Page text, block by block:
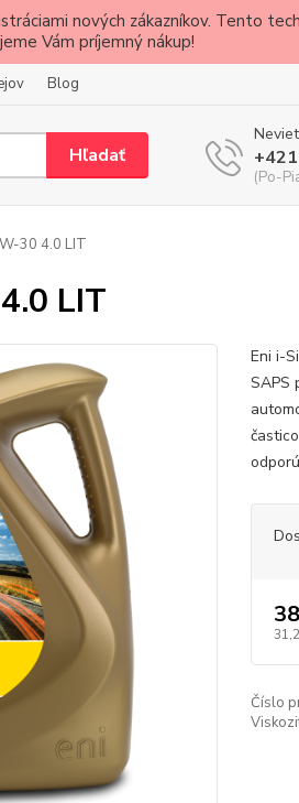
nových zákazníkov. Tento
Vám príjemný nákup!
Blog
Hľadať
(Po-
30 4.0 LIT
LIT
Eni i-
SAPS
Číslo